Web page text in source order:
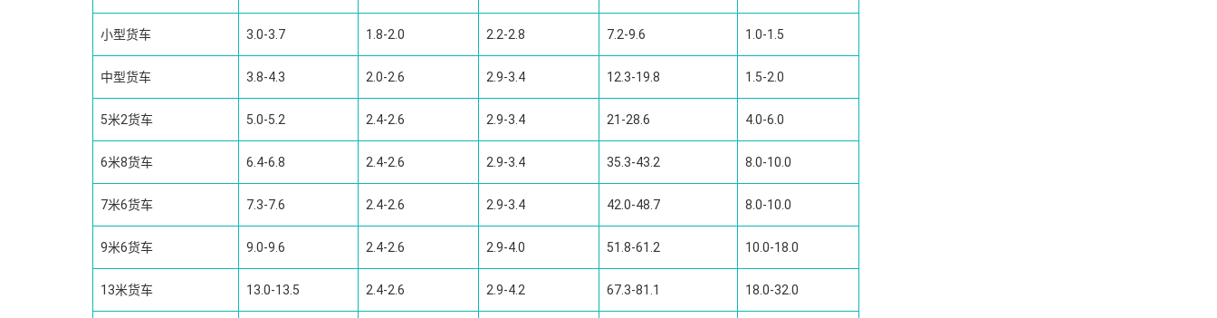
小型货车 3.0-3.7 1.8-2.0 2.2-2.8 7.2-9.6 1.0-1.5
中型货车 3.8-4.3 2.0-2.6 2.9-3.4 12.3-19.8 1.5-2.0
5米2货车 5.0-5.2 2.4-2.6 2.9-3.4 21-28.6 4.0-6.0
6米8货车 6.4-6.8 2.4-2.6 2.9-3.4 35.3-43.2 8.0-10.0
7米6货车 7.3-7.6 2.4-2.6 2.9-3.4 42.0-48.7 8.0-10.0
9米6货车 9.0-9.6 2.4-2.6 2.9-4.0 51.8-61.2 10.0-18.0
13米货车 13.0-13.5 2.4-2.6 2.9-4.2 67.3-81.1 18.0-32.0